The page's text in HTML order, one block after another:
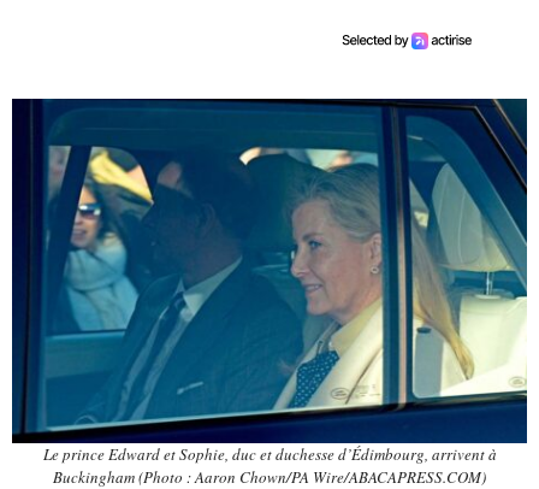
Le prince Edward et Sophie, duc et duchesse d’Édimbourg, arrivent à
Buckingham (Photo : Aaron Chown/PA Wire/ABACAPRESS.COM)